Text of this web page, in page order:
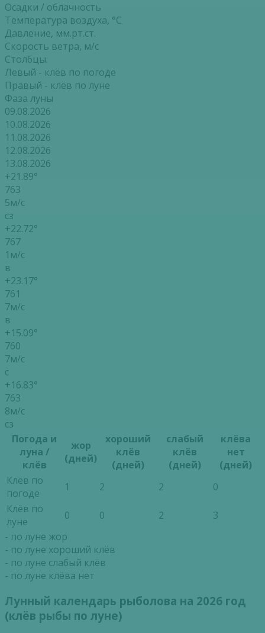
Осадки / облачность
Температура воздуха, °С
Давление, мм.рт.ст.
Скорость ветра, м/с
Столбцы:
Левый - клёв по погоде
Правый - клёв по луне
Фаза луны
09.08.2026
10.08.2026
11.08.2026
12.08.2026
13.08.2026
+21.89°
763
5м/с
сз
+22.72°
767
1м/с
в
+23.17°
761
7м/с
в
+15.09°
760
7м/с
с
+16.83°
763
8м/с
сз
Погода и
луна /
клёв
жор
(дней)
хороший
клёв
(дней)
слабый
клёв
(дней)
клёва
нет
(дней)
Клёв по
погоде
1 2 2
0
Клёв по
луне
0 0 2
3
- по луне жор
- по луне хороший клёв
- по луне слабый клёв
- по луне клёва нет
Лунный календарь рыболова на 2026 год
(клёв рыбы по луне)